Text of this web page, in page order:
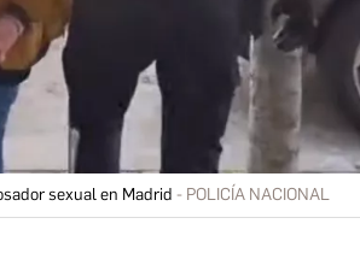
sexual en Madrid POLICÍA NACIONAL